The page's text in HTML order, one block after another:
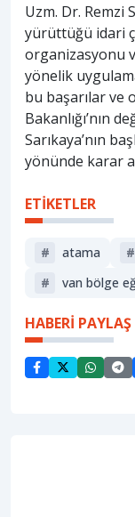
Uzm. Dr. Remzi
yürüttüğü idari
organizasyonu
yönelik
bu başarılar ve
Bakanlığı’nın
Sarıkaya’nın
yönünde karar
ETİKETLER
# atama #
#
van bölge
HABERİ PAYLAŞ